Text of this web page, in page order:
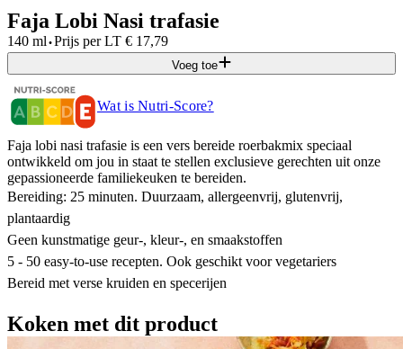
Faja Lobi Nasi trafasie
140 ml·Prijs per LT € 17,79
Voeg toe
Wat is Nutri-Score?
Faja lobi nasi trafasie is een vers bereide roerbakmix speciaal
ontwikkeld om jou in staat te stellen exclusieve gerechten uit onze
gepassioneerde familiekeuken te bereiden.
Bereiding: 25 minuten. Duurzaam, allergeenvrij, glutenvrij,
plantaardig
Geen kunstmatige geur-, kleur-, en smaakstoffen
5 - 50 easy-to-use recepten. Ook geschikt voor vegetariers
Bereid met verse kruiden en specerijen
Koken met dit product